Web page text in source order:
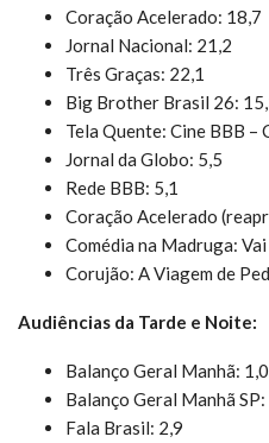
Coração Acelerado: 18,7
Jornal Nacional: 21,2
Três Graças: 22,1
Big Brother Brasil 26:
Tela Quente: Cine BBB –
Jornal da Globo: 5,5
Rede BBB: 5,1
Coração Acelerado
Comédia na Madruga:
Corujão: A Viagem de
Audiências da Tarde e Noite:
Balanço Geral Manhã: 1,0
Balanço Geral Manhã SP:
Fala Brasil: 2,9